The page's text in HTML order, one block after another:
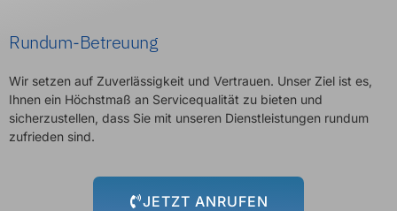
Rundum-Betreuung
Wir setzen auf Zuverlässigkeit und Vertrauen. Unser Ziel ist es,
Ihnen ein Höchstmaß an Servicequalität zu bieten und
sicherzustellen, dass Sie mit unseren Dienstleistungen rundum
zufrieden sind.
JETZT ANRUFEN